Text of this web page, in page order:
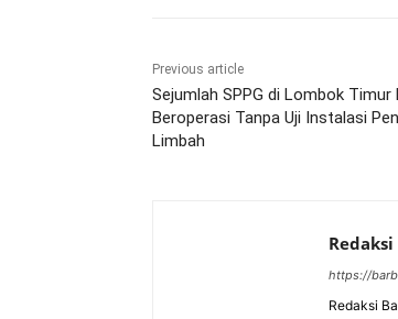
Previous article
Sejumlah SPPG di Lombok Timur
Beroperasi Tanpa Uji Instalasi
Limbah
https://
Redaksi